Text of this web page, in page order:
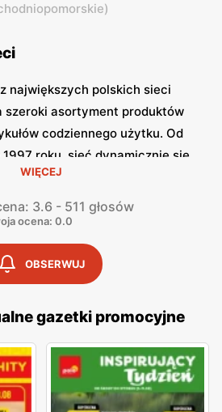
)
największych polskich sieci
szeroki asortyment produktów
codziennego użytku. Od
roku, sieć dynamicznie się
klientów dzięki wysokiej
konkurencyjnym cenom.
współpracując z
producentami, co przekłada się na
towarów. Jednym z
gazetki promocyjne
. Sieć publikuje
klientom być na bieżąco z
i okazjami. Wgazetkach
o obniżkach cen na wybrane
sezonowych oraz
WIĘCEJ
3.6 - 511 głosów
ocena: 0.0
OBSERWUJ
gazetki promocyjne